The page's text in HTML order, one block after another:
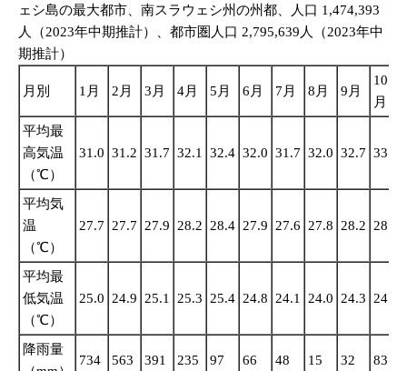
ェシ島の最大都市、南スラウェシ州の州都、人口 1,474,393
人（2023年中期推計）、都市圏人口 2,795,639人（2023年中
期推計）
月別 1月 2月 3月 4月 5月 6月 7月 8月 9月
10
月
平均最
高気温
（℃）
31.0 31.2 31.7 32.1 32.4 32.0 31.7 32.0 32.7 33.1
平均気
温
（℃）
27.7 27.7 27.9 28.2 28.4 27.9 27.6 27.8 28.2 28.7
平均最
低気温
（℃）
25.0 24.9 25.1 25.3 25.4 24.8 24.1 24.0 24.3 24.9
降雨量
734 563 391 235 97 66 48 15 32 83